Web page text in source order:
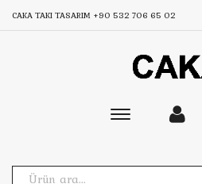
CAKA TAKI TASARIM +90 532 706 65 02
Toggle